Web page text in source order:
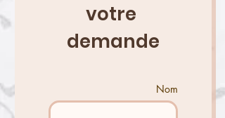
votre
demande
Nom